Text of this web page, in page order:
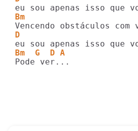
Bm
D
Bm  G  D A
Pode ver...